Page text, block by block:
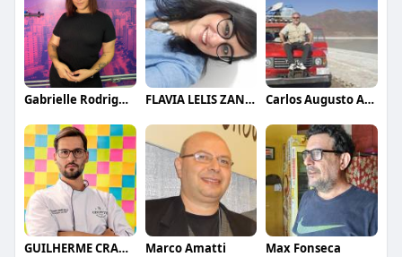
Gabrielle Rodrigues FLAVIA LELIS ZANELLI Carlos Augusto Alves
GUILHERME CRAMER BALLE Marco Amatti Max Fonseca